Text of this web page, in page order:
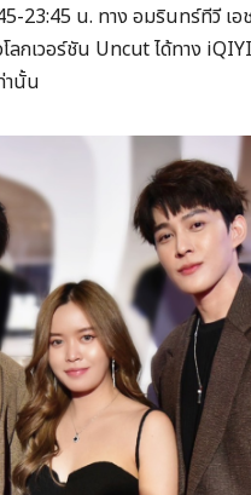
23:45 น. ทาง อมรินทร์ทีวี เ
ลกเวอร์ชัน Uncut ได้ทาง
านั้น